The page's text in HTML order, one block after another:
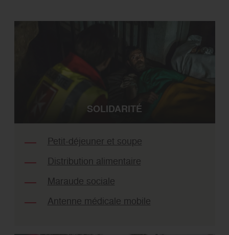
SOLIDARITÉ
Petit-déjeuner et soupe
Distribution alimentaire
Maraude sociale
Antenne médicale mobile